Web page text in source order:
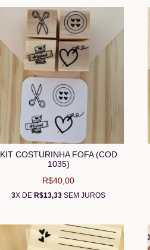
KIT COSTURINHA FOFA (COD
1035)
R$40,00
3X DE R$13,33 SEM JUROS